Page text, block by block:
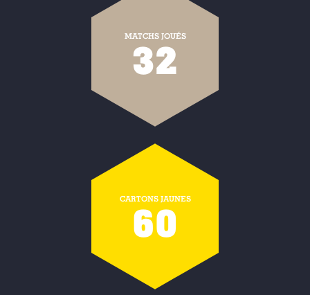
MATCHS JOUÉS
32
CARTONS JAUNES
60